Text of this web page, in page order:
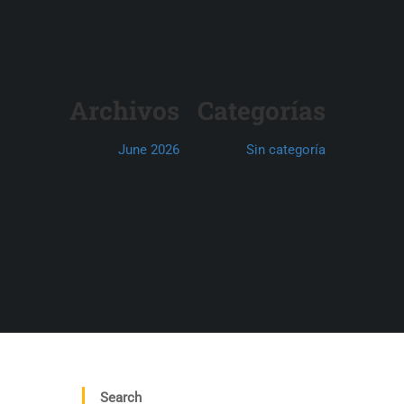
Archivos
June 2026
Categorías
Sin categoría
Search